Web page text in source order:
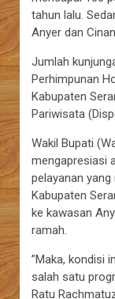
tahun lalu.
Anyer dan
Jumlah
Perhimpunan
Kabupaten
Pariwisata
Wakil Bupati
mengapresiasi
pelayanan
Kabupaten
ke kawasan
ramah.
”Maka, kondisi
salah satu
Ratu